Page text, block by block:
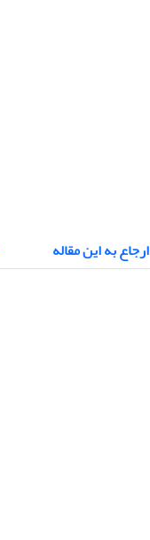
ارجاع به این مقاله